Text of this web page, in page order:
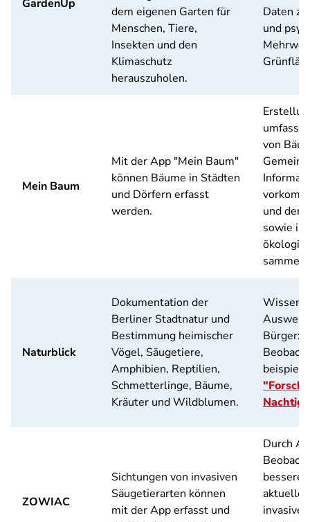
GardenUp
dem eigenen Garten für
Menschen, Tiere,
Insekten und den
Klimaschutz
herauszuholen.
Daten
und
Mein Baum
Mit der App "Mein Baum"
können Bäume in Städten
und Dörfern erfasst
werden.
von
und
sowie
Naturblick
Dokumentation der
Berliner Stadtnatur und
Bestimmung heimischer
Vögel, Säugetiere,
Amphibien, Reptilien,
Schmetterlinge, Bäume,
Kräuter und Wildblumen.
ZOWIAC
Sichtungen von invasiven
Säugetierarten können
mit der App erfasst und
Durch
aktuelle